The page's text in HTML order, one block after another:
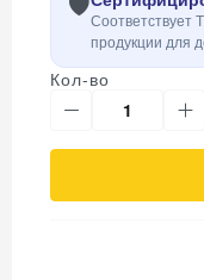
Соответствует
продукции для
Кол-во